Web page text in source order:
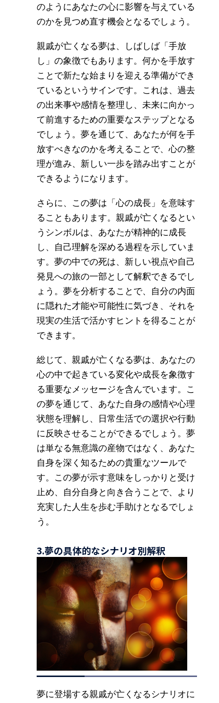
のようにあなたの心に影響を与えている
のかを見つめ直す機会となるでしょう。
親戚が亡くなる夢は、しばしば「手放
し」の象徴でもあります。何かを手放す
ことで新たな始まりを迎える準備ができ
ているというサインです。これは、過去
の出来事や感情を整理し、未来に向かっ
て前進するための重要なステップとなる
でしょう。夢を通じて、あなたが何を手
放すべきなのかを考えることで、心の整
理が進み、新しい一歩を踏み出すことが
できるようになります。
さらに、この夢は「心の成長」を意味す
ることもあります。親戚が亡くなるとい
うシンボルは、あなたが精神的に成長
し、自己理解を深める過程を示していま
す。夢の中での死は、新しい視点や自己
発見への旅の一部として解釈できるでし
ょう。夢を分析することで、自分の内面
に隠れた才能や可能性に気づき、それを
現実の生活で活かすヒントを得ることが
できます。
総じて、親戚が亡くなる夢は、あなたの
心の中で起きている変化や成長を象徴す
る重要なメッセージを含んでいます。こ
の夢を通じて、あなた自身の感情や心理
状態を理解し、日常生活での選択や行動
に反映させることができるでしょう。夢
は単なる無意識の産物ではなく、あなた
自身を深く知るための貴重なツールで
す。この夢が示す意味をしっかりと受け
止め、自分自身と向き合うことで、より
充実した人生を歩む手助けとなるでしょ
う。
3.夢の具体的なシナリオ別解釈
夢に登場する親戚が亡くなるシナリオに